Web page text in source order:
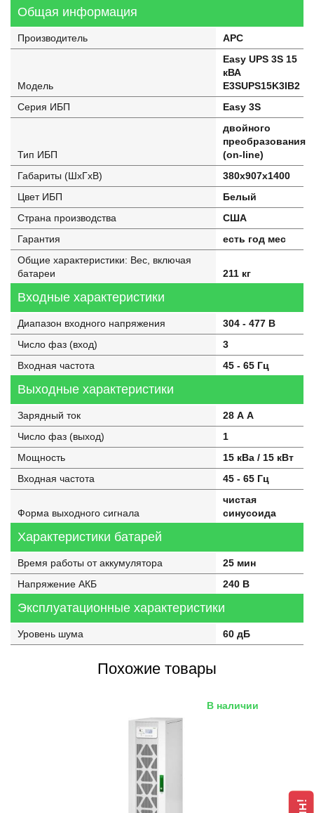
Общая информация
Производитель APC
Модель
Easy UPS 3S 15
кВА
E3SUPS15K3IB2
Серия ИБП
Easy 3S
Тип ИБП
двойного
преобразования
(on-line)
Габариты (ШхГхВ)
380х907х1400
Цвет ИБП
Белый
Страна производства
США
Гарантия
есть год мес
Общие характеристики: Вес, включая
батареи
211 кг
Входные характеристики
Диапазон входного напряжения
304 - 477 В
Число фаз (вход)
3
Входная частота
45 - 65 Гц
Выходные характеристики
Зарядный ток
28 А А
Число фаз (выход)
1
Мощность
15 кВа / 15 кВт
Входная частота
45 - 65 Гц
Форма выходного сигнала
чистая
синусоида
Характеристики батарей
Время работы от аккумулятора
25 мин
Напряжение АКБ
240 В
Эксплуатационные характеристики
Уровень шума 60 дБ
Похожие товары
В наличии